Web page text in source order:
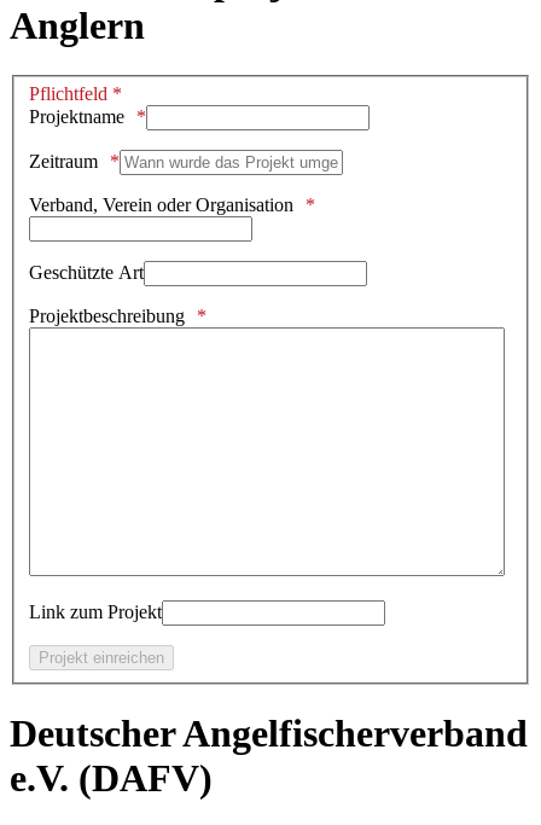
Anglern
Pflichtfeld *
Projektname
Zeitraum
Verband, Verein oder Organisation
Geschützte Art
Projektbeschreibung
Link zum Projekt
Deutscher Angelfischerverband
e.V. (DAFV)